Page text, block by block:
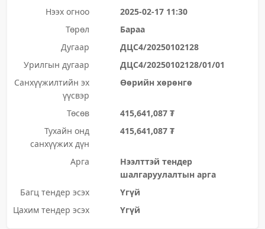
Нээх огноо
2025-02-17 11:30
Төрөл
Бараа
Дугаар
ДЦС4/20250102128
Урилгын дугаар
ДЦС4/20250102128/01/01
Санхүүжилтийн эх
үүсвэр
Өөрийн хөрөнгө
Төсөв
415,641,087 ₮
Тухайн онд
санхүүжих дүн
415,641,087 ₮
Арга
Нээлттэй тендер
шалгаруулалтын арга
Багц тендер эсэх
Үгүй
Цахим тендер эсэх
Үгүй